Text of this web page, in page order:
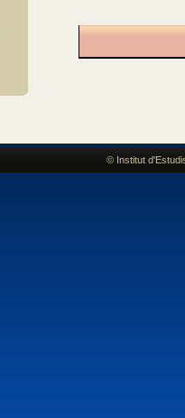
© Institut